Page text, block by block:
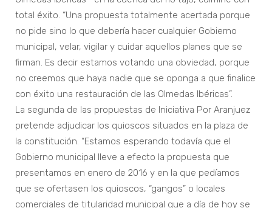
total éxito. “Una propuesta totalmente acertada porque
no pide sino lo que debería hacer cualquier Gobierno
municipal, velar, vigilar y cuidar aquellos planes que se
firman. Es decir estamos votando una obviedad, porque
no creemos que haya nadie que se oponga a que finalice
con éxito una restauración de las Olmedas Ibéricas”.
La segunda de las propuestas de Iniciativa Por Aranjuez
pretende adjudicar los quioscos situados en la plaza de
la constitución. “Estamos esperando todavía que el
Gobierno municipal lleve a efecto la propuesta que
presentamos en enero de 2016 y en la que pedíamos
que se ofertasen los quioscos, “gangos” o locales
comerciales de titularidad municipal que a día de hoy se